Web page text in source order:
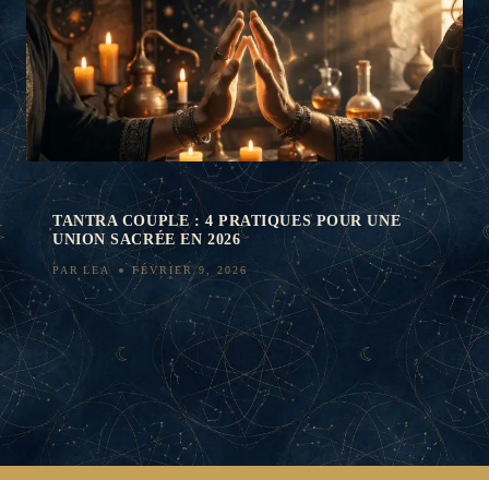
TANTRA COUPLE : 4 PRATIQUES POUR UNE
UNION SACRÉE EN 2026
PAR LEA FÉVRIER 9, 2026